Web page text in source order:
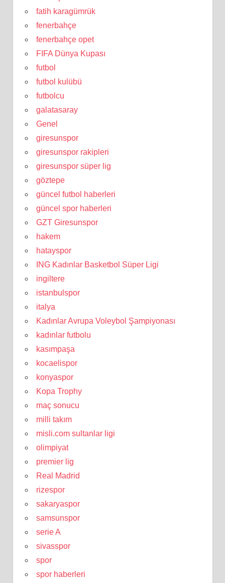
fatih karagümrük
fenerbahçe
fenerbahçe opet
FIFA Dünya Kupası
futbol
futbol kulübü
futbolcu
galatasaray
Genel
giresunspor
giresunspor rakipleri
giresunspor süper lig
göztepe
güncel futbol haberleri
güncel spor haberleri
GZT Giresunspor
hakem
hatayspor
ING Kadınlar Basketbol Süper Ligi
ingiltere
istanbulspor
italya
Kadınlar Avrupa Voleybol Şampiyonası
kadınlar futbolu
kasımpaşa
kocaelispor
konyaspor
Kopa Trophy
maç sonucu
milli takım
misli.com sultanlar ligi
olimpiyat
premier lig
Real Madrid
rizespor
sakaryaspor
samsunspor
serie A
sivasspor
spor
spor haberleri